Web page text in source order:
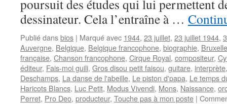
poursuit des études qui lui permettent
dessinateur. Cela l’entraîne à …
Publié dansbios | Marqué avec 1944, 23 juillet, 23 juillet 1944,
Auvergne, Belgique, Belgique francophone, biographie,
française, Chanson francophone, Cirque Royal, compositeur,
éditeur, Fais-moi guili, Gros disou petit faisou, guitare, interprète
Deschamps, La danse de l'abeille, Le piston d'papa, Le temps
Haricots Blancs, Luc Petit, Modus Vivendi, Mons, Naissance,
Perret, Pro Deo, producteur, Touche pas à mon poste |